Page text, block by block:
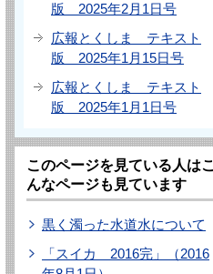
版 2025年2月1日号
広報とくしま テキスト
版 2025年1月15日号
広報とくしま テキスト
版 2025年1月1日号
このページを見ている人はこ
んなページも見ています
黒く濁った水道水について
「スイカ 2016完」（2016